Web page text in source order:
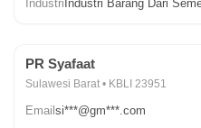
Industri Industri Barang Dari
PR Syafaat
Sulawesi Barat • KBLI 23951
Emailsi***@gm***.com